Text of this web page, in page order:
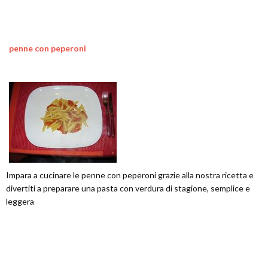
penne con peperoni
Impara a cucinare le penne con peperoni grazie alla nostra ricetta e
divertiti a preparare una pasta con verdura di stagione, semplice e
leggera